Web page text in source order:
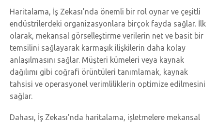
Haritalama, İş Zekası’nda önemli bir rol oynar ve çeşitli
endüstrilerdeki organizasyonlara birçok fayda sağlar. İlk
olarak, mekansal görselleştirme verilerin net ve basit bir
temsilini sağlayarak karmaşık ilişkilerin daha kolay
anlaşılmasını sağlar. Müşteri kümeleri veya kaynak
dağılımı gibi coğrafi örüntüleri tanımlamak, kaynak
tahsisi ve operasyonel verimliliklerin optimize edilmesini
sağlar.
Dahası, İş Zekası’nda haritalama, işletmelere mekansal